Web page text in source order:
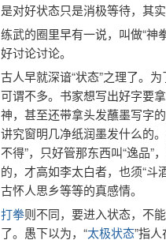
是对好状态只是消极等待，其
练武的圈里早有一说，叫做“神
好讨论讨论。
古人早就深谙“状态”之理了。
可谓不多。书家想写出好字要
神，甚至还带拿头发蘸墨写字
讲究窗明几净纸润墨发什么的
不得”，只好管那东西叫“逸品”
的，才高如李太白者，也须“斗
古怀人思乡等等的真感情。
打拳则不同，要进入状态，不
了。愚下以为，“太极状态”指